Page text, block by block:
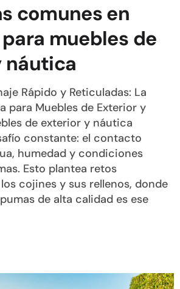
comunes en
muebles de
náutica
Rápido y Reticuladas: La
para Muebles de Exterior y
de exterior y náutica
constante: el contacto
humedad y condiciones
Esto plantea retos
cojines y sus rellenos, donde
de alta calidad es ese